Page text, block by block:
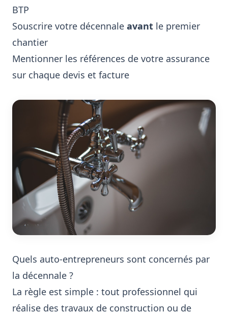
BTP
Souscrire votre décennale avant le premier
chantier
Mentionner les références de votre assurance
sur chaque devis et facture
Quels auto-entrepreneurs sont concernés par
la décennale ?
La règle est simple : tout professionnel qui
réalise des travaux de construction ou de